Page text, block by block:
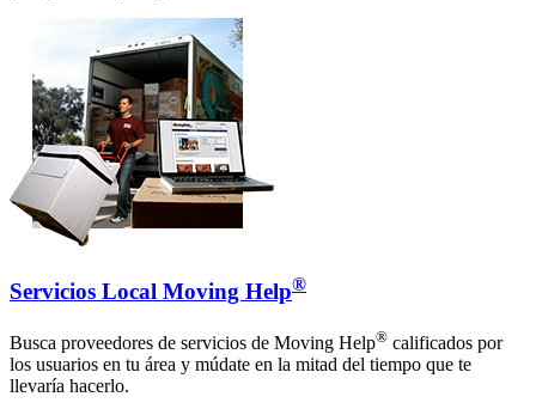
Servicios Local Moving Help®
Busca proveedores de servicios de Moving Help® calificados por
los usuarios en tu área y múdate en la mitad del tiempo que te
llevaría hacerlo.